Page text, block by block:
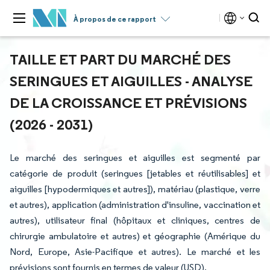
À propos de ce rapport
TAILLE ET PART DU MARCHÉ DES
SERINGUES ET AIGUILLES - ANALYSE
DE LA CROISSANCE ET PRÉVISIONS
(2026 - 2031)
Le marché des seringues et aiguilles est segmenté par
catégorie de produit (seringues [jetables et réutilisables] et
aiguilles [hypodermiques et autres]), matériau (plastique, verre
et autres), application (administration d'insuline, vaccination et
autres), utilisateur final (hôpitaux et cliniques, centres de
chirurgie ambulatoire et autres) et géographie (Amérique du
Nord, Europe, Asie-Pacifique et autres). Le marché et les
prévisions sont fournis en termes de valeur (USD).